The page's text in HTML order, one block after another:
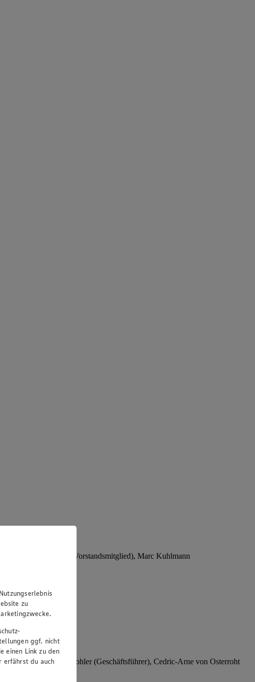
Stephan Wohler (Vorstandsmitglied), Marc Kuhlmann
Stephan Wohler (Geschäftsführer), Cedric-Arne von Osterroht
zu
ggf. nicht
einen Link zu den
erfährst du auch